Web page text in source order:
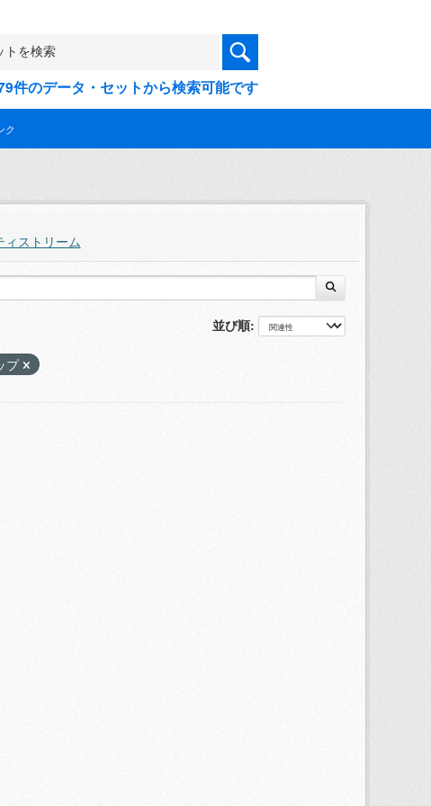
件のデータ・セットから検索可能です
ク
ストリーム
並び順
プ